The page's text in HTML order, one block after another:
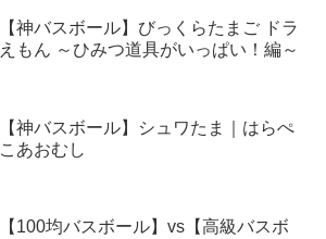
【神バスボール】びっくらたまご ドラ
えもん ～ひみつ道具がいっぱい！編～
【神バスボール】シュワたま｜はらぺ
こあおむし
【100均バスボール】vs【高級バスボ